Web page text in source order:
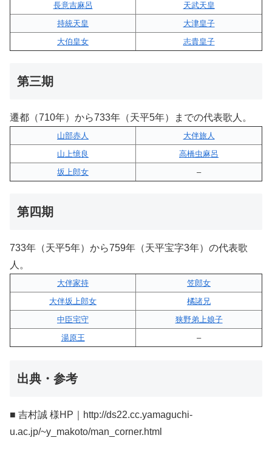
長意吉麻呂
天武天皇
持統天皇
大津皇子
大伯皇女
志貴皇子
第三期
遷都（710年）から733年（天平5年）までの代表歌人。
山部赤人
大伴旅人
山上憶良
高橋虫麻呂
坂上郎女
–
第四期
733年（天平5年）から759年（天平宝字3年）の代表歌
人。
大伴家持
笠郎女
大伴坂上郎女
橘諸兄
中臣宅守
狭野弟上娘子
湯原王
–
出典・参考
■ 吉村誠 様HP｜http://ds22.cc.yamaguchi-
u.ac.jp/~y_makoto/man_corner.html